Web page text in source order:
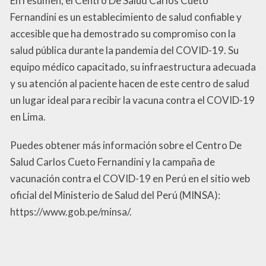
Fernandini es un establecimiento de salud confiable y
accesible que ha demostrado su compromiso con la
salud pública durante la pandemia del COVID-19. Su
equipo médico capacitado, su infraestructura adecuada
y su atención al paciente hacen de este centro de salud
un lugar ideal para recibir la vacuna contra el COVID-19
en Lima.
Puedes obtener más información sobre el Centro De
Salud Carlos Cueto Fernandini y la campaña de
vacunación contra el COVID-19 en Perú en el sitio web
oficial del Ministerio de Salud del Perú (MINSA):
https://www.gob.pe/minsa/.